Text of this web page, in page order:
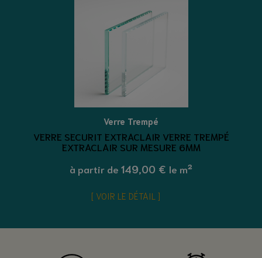
Verre Trempé
VERRE SECURIT EXTRACLAIR VERRE TREMPÉ
EXTRACLAIR SUR MESURE 6MM
à partir de 149,00 € le m²
VOIR LE DÉTAIL